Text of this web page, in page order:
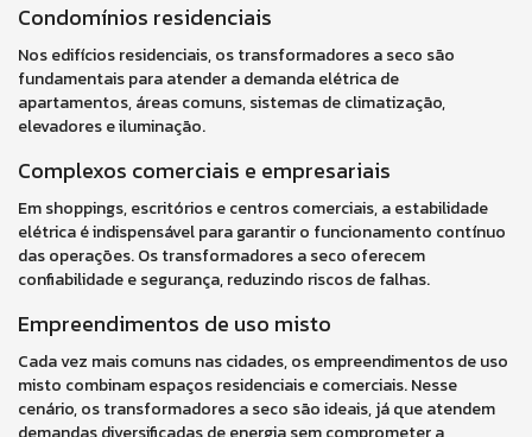
Condomínios residenciais
Nos edifícios residenciais, os transformadores a seco são
fundamentais para atender a demanda elétrica de
apartamentos, áreas comuns, sistemas de climatização,
elevadores e iluminação.
Complexos comerciais e empresariais
Em shoppings, escritórios e centros comerciais, a estabilidade
elétrica é indispensável para garantir o funcionamento contínuo
das operações. Os transformadores a seco oferecem
confiabilidade e segurança, reduzindo riscos de falhas.
Empreendimentos de uso misto
Cada vez mais comuns nas cidades, os empreendimentos de uso
misto combinam espaços residenciais e comerciais. Nesse
cenário, os transformadores a seco são ideais, já que atendem